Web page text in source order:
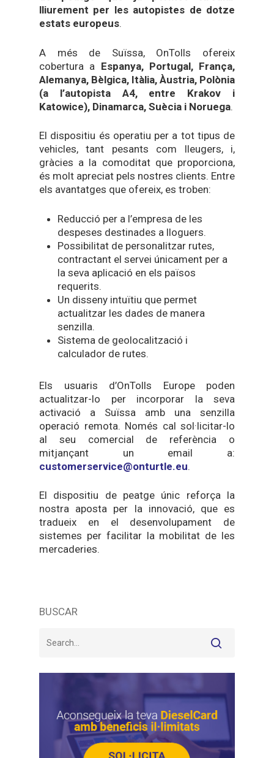
lliurement per les autopistes de dotze
estats europeus.
A més de Suïssa, OnTolls ofereix
cobertura a Espanya, Portugal, França,
Alemanya, Bèlgica, Itàlia, Àustria, Polònia
(a l’autopista A4, entre Krakov i
Katowice), Dinamarca, Suècia i Noruega.
El dispositiu és operatiu per a tot tipus de
vehicles, tant pesants com lleugers, i,
gràcies a la comoditat que proporciona,
és molt apreciat pels nostres clients. Entre
els avantatges que ofereix, es troben:
Reducció per a l’empresa de les
despeses destinades a lloguers.
Possibilitat de personalitzar rutes,
contractant el servei únicament per a
la seva aplicació en els països
requerits.
Un disseny intuïtiu que permet
actualitzar les dades de manera
senzilla.
Sistema de geolocalització i
calculador de rutes.
Els usuaris d’OnTolls Europe poden
actualitzar-lo per incorporar la seva
activació a Suïssa amb una senzilla
operació remota. Només cal sol·licitar-lo
al seu comercial de referència o
mitjançant un email a:
customerservice@onturtle.eu.
El dispositiu de peatge únic reforça la
nostra aposta per la innovació, que es
tradueix en el desenvolupament de
sistemes per facilitar la mobilitat de les
mercaderies.
BUSCAR